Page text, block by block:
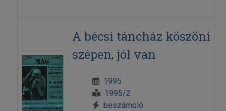
A bécsi táncház köszöni
szépen, jól van
1995
1995/2
beszámoló